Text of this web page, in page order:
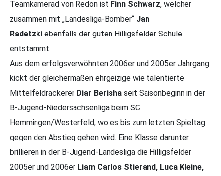
Teamkamerad von Redon ist Finn Schwarz, welcher
zusammen mit „Landesliga-Bomber“ Jan
Radetzki ebenfalls der guten Hilligsfelder Schule
entstammt.
Aus dem erfolgsverwöhnten 2006er und 2005er Jahrgang
kickt der gleichermaßen ehrgeizige wie talentierte
Mittelfeldrackerer Diar Berisha seit Saisonbeginn in der
B-Jugend-Niedersachsenliga beim SC
Hemmingen/Westerfeld, wo es bis zum letzten Spieltag
gegen den Abstieg gehen wird. Eine Klasse darunter
brillieren in der B-Jugend-Landesliga die Hilligsfelder
2005er und 2006er Liam Carlos Stierand, Luca Kleine,